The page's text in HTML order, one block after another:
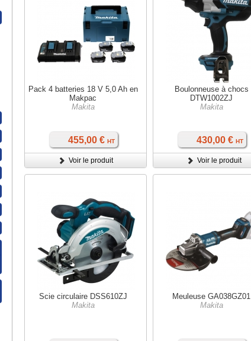
Pack 4 batteries 18 V 5,0 Ah en
Makpac
Makita
455,00 € HT
Voir le produit
Boulonneuse à chocs
DTW1002ZJ
Makita
430,00 € HT
Voir le produit
Scie circulaire DSS610ZJ
Makita
Meuleuse GA038GZ01
Makita